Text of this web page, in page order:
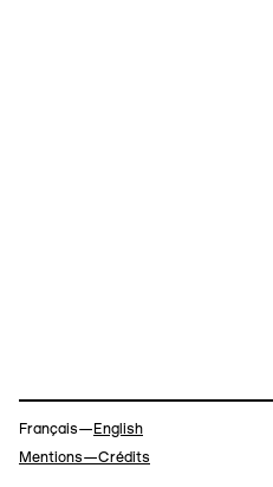
Navigation
Français— English
Mentions—Crédits